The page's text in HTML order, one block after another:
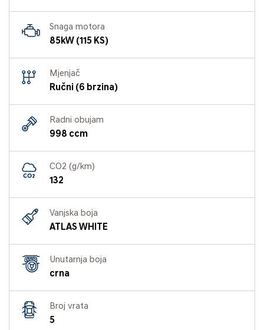
Snaga motora
85kW (115 KS)
Mjenjač
Ručni (6 brzina)
Radni obujam
998 ccm
CO2 (g/km)
132
Vanjska boja
ATLAS WHITE
Unutarnja boja
crna
Broj vrata
5